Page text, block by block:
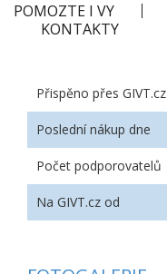
POMOZTE I VY
KONTAKTY
Přispěno přes GIVT.cz
Poslední nákup dne
Počet podporovatelů
Na GIVT.cz od